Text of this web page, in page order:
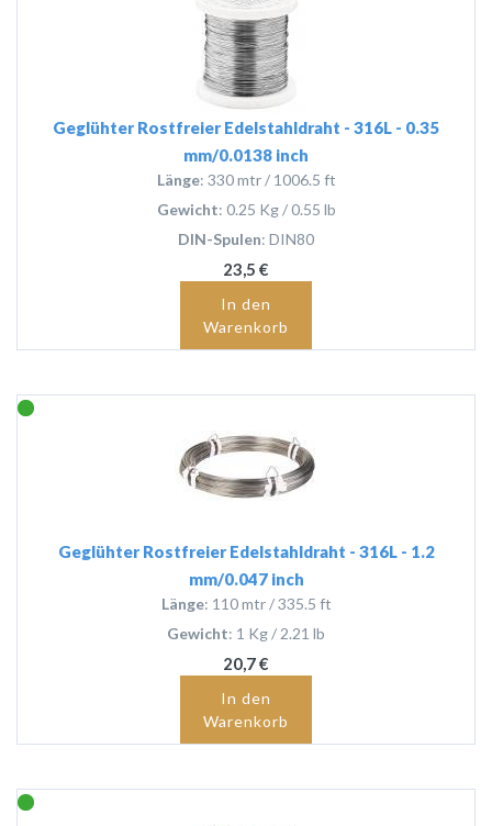
Geglühter Rostfreier Edelstahldraht - 316L - 0.35
mm/0.0138 inch
Länge: 330 mtr / 1006.5 ft
Gewicht: 0.25 Kg / 0.55 lb
DIN-Spulen: DIN80
23,5 €
In den
Warenkorb
Geglühter Rostfreier Edelstahldraht - 316L - 1.2
mm/0.047 inch
Länge: 110 mtr / 335.5 ft
Gewicht: 1 Kg / 2.21 lb
20,7 €
In den
Warenkorb